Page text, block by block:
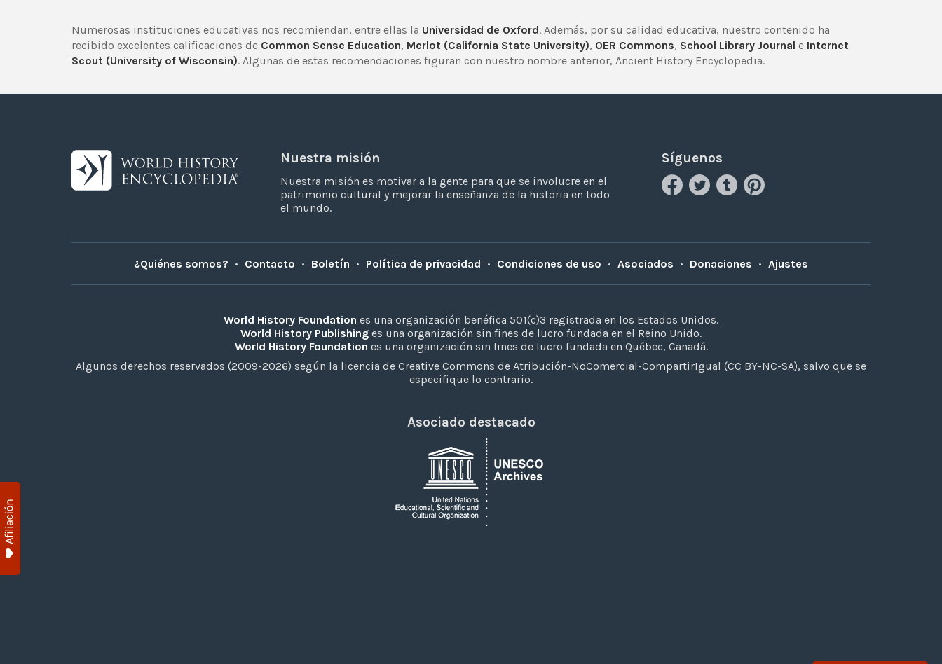
Numerosas instituciones educativas nos recomiendan, entre ellas la Universidad de Oxford. Además, por su calidad educativa, nuestro contenido ha
recibido excelentes calificaciones de Common Sense Education, Merlot (California State University), OER Commons, School Library Journal e Internet
Scout (University of Wisconsin). Algunas de estas recomendaciones figuran con nuestro nombre anterior, Ancient History Encyclopedia.
Nuestra misión
Nuestra misión es motivar a la gente para que se involucre en el
patrimonio cultural y mejorar la enseñanza de la historia en todo
el mundo.
Síguenos
¿Quiénes somos? • Contacto • Boletín • Política de privacidad • Condiciones de uso • Asociados • Donaciones • Ajustes
World History Foundation es una organización benéfica 501(c)3 registrada en los Estados Unidos.
World History Publishing es una organización sin fines de lucro fundada en el Reino Unido.
World History Foundation es una organización sin fines de lucro fundada en Québec, Canadá.
Algunos derechos reservados (2009-2026) según la licencia de Creative Commons de Atribución-NoComercial-CompartirIgual (CC BY-NC-SA), salvo que se
especifique lo contrario.
Asociado destacado